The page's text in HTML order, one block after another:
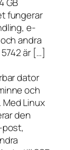
fungerar
e-
andra
är […]
dator
och
Med Linux
den